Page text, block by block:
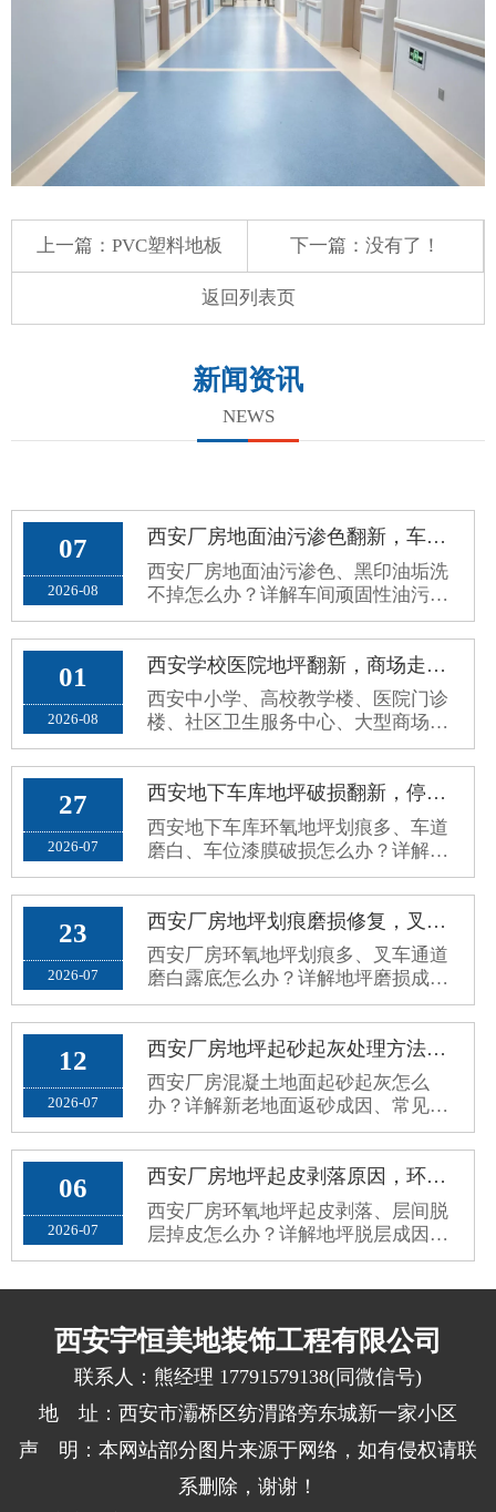
上一篇： PVC塑料地板 下一篇：没有了！
返回列表页
新闻资讯
NEWS
07
2026-08
西安厂房地面油污渗色翻新，车间环氧地面黑印油垢洗不掉处理方案
西安厂房地面油污渗色、黑印油垢洗
不掉怎么办？详解车间顽固性油污成
因、翻新误区与耐油封闭根治施工方
案。
01
2026-08
西安学校医院地坪翻新，商场走廊公共区域环保防滑环氧地坪施工方案
西安中小学、高校教学楼、医院门诊
楼、社区卫生服务中心、大型商场超
市、写字楼公共走廊，属于高人流、
高频走动、全天候开放的公共区域。
原有普通水泥地面、老旧地砖、普通
环氧地面，使用久了容易出现地面起
砂起灰、划痕发黑、空鼓脱落、地面
打滑、污渍渗透、接缝藏污、颜色老
旧暗沉等问题。公共场地对地坪要求
和厂···
27
2026-07
西安地下车库地坪破损翻新，停车场环氧地面车轮划痕、起灰病害处理方案
西安地下车库环氧地坪划痕多、车道
磨白、车位漆膜破损怎么办？详解停
车场地坪病害成因、修补误区与分区
耐磨翻新施工方案。
23
2026-07
西安厂房地坪划痕磨损修复，叉车通道环氧地面磨白露底翻新方案
西安厂房环氧地坪划痕多、叉车通道
磨白露底怎么办？详解地坪磨损成
因、修复误区与标准化耐磨翻新方
案，长效解决地面老旧斑驳问题。
12
2026-07
西安厂房地坪起砂起灰处理方法，新老混凝土地面返砂固化方案
西安厂房混凝土地面起砂起灰怎么
办？详解新老地面返砂成因、常见误
区与标准化固化防尘处理方案，解决
车间扬尘问题。
06
2026-07
西安厂房地坪起皮剥落原因，环氧地坪脱层掉皮根治修复方案
西安厂房环氧地坪起皮剥落、层间脱
层掉皮怎么办？详解地坪脱层成因、
施工误区与标准化根治修复方案，杜
西安宇恒美地装饰工程有限公司
联系人：熊经理 17791579138(同微信号)
地 址：西安市灞桥区纺渭路旁东城新一家小区
声 明：本网站部分图片来源于网络，如有侵权请联
系删除，谢谢！